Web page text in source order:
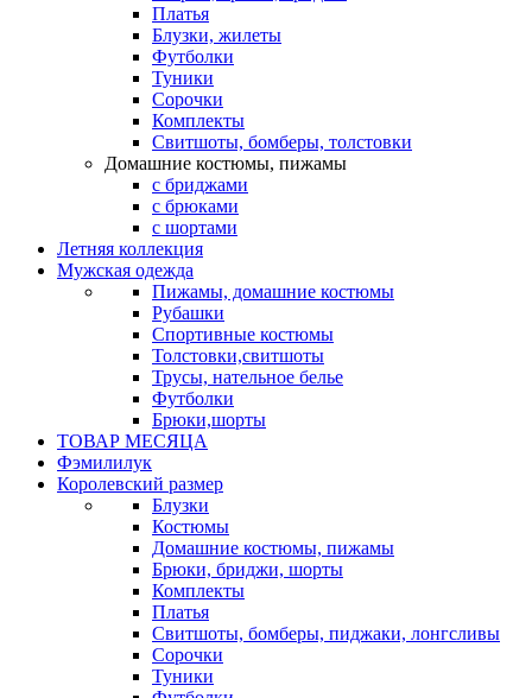
Платья
Блузки, жилеты
Футболки
Туники
Сорочки
Комплекты
Свитшоты, бомберы, толстовки
Домашние костюмы, пижамы
с бриджами
с брюками
с шортами
Летняя коллекция
Мужская одежда
Пижамы, домашние костюмы
Рубашки
Спортивные костюмы
Толстовки,свитшоты
Трусы, нательное белье
Футболки
Брюки,шорты
ТОВАР МЕСЯЦА
Фэмилилук
Королевский размер
Блузки
Костюмы
Домашние костюмы, пижамы
Брюки, бриджи, шорты
Комплекты
Платья
Свитшоты, бомберы, пиджаки, лонгсливы
Сорочки
Туники